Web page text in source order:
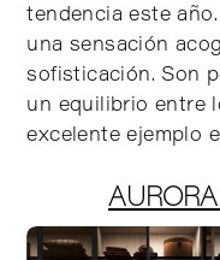
tendencia este
una sensación
sofisticación. Son
un equilibrio entre
excelente ejemplo